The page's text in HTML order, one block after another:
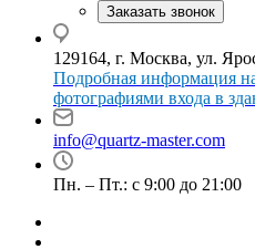
Заказать звонок
129164, г. Москва, ул.
Подробная информация
фотографиями входа в
info@quartz-master.com
Пн. – Пт.: с 9:00 до 21:00